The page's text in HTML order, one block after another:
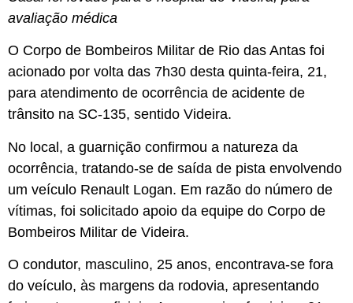
avaliação médica
O Corpo de Bombeiros Militar de Rio das Antas foi
acionado por volta das 7h30 desta quinta-feira, 21,
para atendimento de ocorrência de acidente de
trânsito na SC-135, sentido Videira.
No local, a guarnição confirmou a natureza da
ocorrência, tratando-se de saída de pista envolvendo
um veículo Renault Logan. Em razão do número de
vítimas, foi solicitado apoio da equipe do Corpo de
Bombeiros Militar de Videira.
O condutor, masculino, 25 anos, encontrava-se fora
do veículo, às margens da rodovia, apresentando